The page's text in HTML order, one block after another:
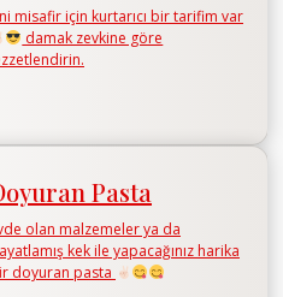
misafir için kurtarıcı bir tarifim var
damak zevkine göre
Pasta
olan malzemeler ya da
kek ile yapacağınız harika
doyuran pasta